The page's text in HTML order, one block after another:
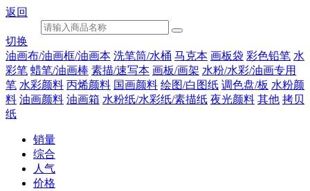
返回
切换
油画布/油画框/油画本 洗笔筒/水桶 马克本 画板袋 彩色铅笔 水
彩笔 蜡笔/油画棒 素描/速写本 画板/画架 水粉/水彩/油画专用
笔 水彩颜料 丙烯颜料 国画颜料 绘图/白图纸 调色盘/板 水粉颜
料 油画颜料 油画箱 水粉纸/水彩纸/素描纸 夜光颜料 其他 拷贝
纸
销量
综合
人气
价格